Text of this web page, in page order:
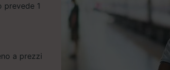
prevede 1
a prezzi